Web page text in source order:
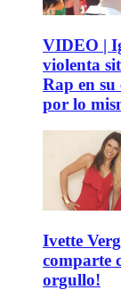
VIDEO |
violenta
Rap en
por lo
Ivette
comparte
orgullo!